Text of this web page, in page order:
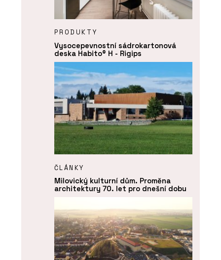
PRODUKTY
Vysocepevnostní sádrokartonová
deska Habito® H - Rigips
ČLÁNKY
Milovický kulturní dům. Proměna
architektury 70. let pro dnešní dobu